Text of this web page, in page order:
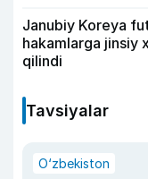
Janubiy Koreya
hakamlarga jinsiy
qilindi
Tavsiyalar
O‘zbekiston